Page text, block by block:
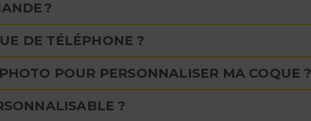
?
DE TÉLÉPHONE ?
POUR PERSONNALISER MA COQUE ?
?